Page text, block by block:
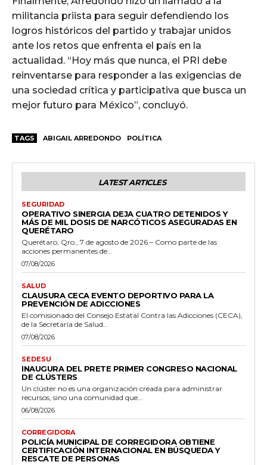
militancia priista para seguir defendiendo los
logros históricos del partido y trabajar unidos
ante los retos que enfrenta el país en la
actualidad. “Hoy más que nunca, el PRI debe
reinventarse para responder a las exigencias de
una sociedad crítica y participativa que busca un
mejor futuro para México”, concluyó.
TAGS ABIGAIL ARREDONDO POLÍTICA
LATEST ARTICLES
SEGURIDAD
OPERATIVO SINERGIA DEJA CUATRO DETENIDOS Y
MÁS DE MIL DOSIS DE NARCÓTICOS ASEGURADAS EN
QUERÉTARO
Querétaro, Qro., 7 de agosto de 2026.– Como parte de las
acciones permanentes de...
07/08/2026
SALUD
CLAUSURA CECA EVENTO DEPORTIVO PARA LA
PREVENCIÓN DE ADICCIONES
El comisionado del Consejo Estatal Contra las Adicciones (CECA),
de la Secretaría de Salud...
07/08/2026
SEDESU
INAUGURA DEL PRETE PRIMER CONGRESO NACIONAL
DE CLÚSTERS
Un clúster no es una organización creada para administrar
recursos, sino una comunidad que...
06/08/2026
CORREGIDORA
POLICÍA MUNICIPAL DE CORREGIDORA OBTIENE
CERTIFICACIÓN INTERNACIONAL EN BÚSQUEDA Y
RESCATE DE PERSONAS